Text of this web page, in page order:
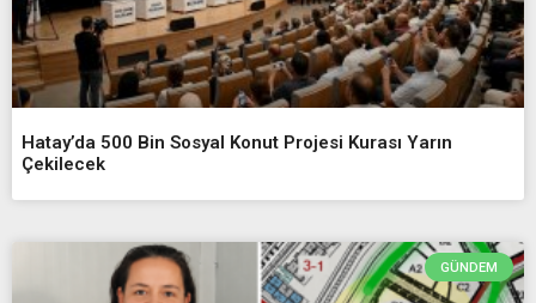
Hatay’da 500 Bin Sosyal Konut Projesi Kurası Yarın
Çekilecek
GÜNDEM